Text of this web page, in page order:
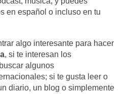
en español o incluso en tu
algo interesante para hacer
, si te interesan los
algunos
si te gusta leer o
diario, un blog o simplemente